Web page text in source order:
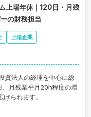
上場年休｜120日・月残
の財務担当
上場企業
資法人の経理を中心に総
、月残業平月20h程度の環
られます。